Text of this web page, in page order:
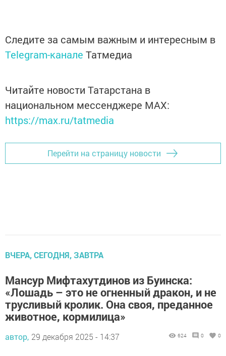
Следите за самым важным и интересным в
Telegram-канале Татмедиа
Читайте новости Татарстана в
национальном мессенджере MАХ:
https://max.ru/tatmedia
Перейти на страницу новости
ВЧЕРА, СЕГОДНЯ, ЗАВТРА
Мансур Мифтахутдинов из Буинска:
«Лошадь – это не огненный дракон, и не
трусливый кролик. Она своя, преданное
животное, кормилица»
автор, 29 декабря 2025 - 14:37 624 0 0